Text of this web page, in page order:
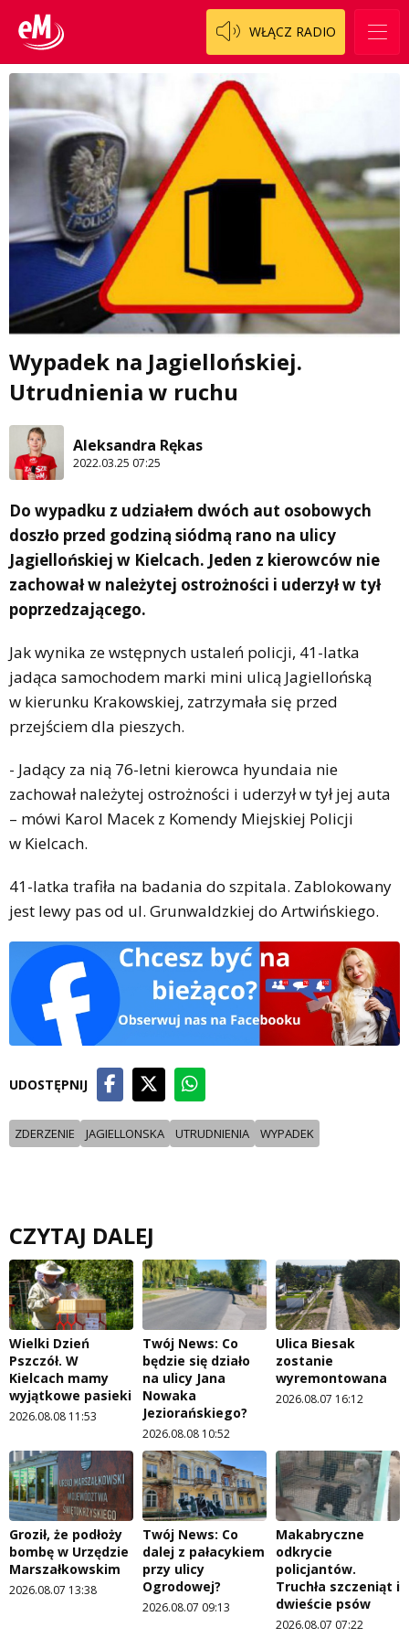
WŁĄCZ RADIO
Wypadek na Jagiellońskiej.
Utrudnienia w ruchu
Aleksandra Rękas
2022.03.25 07:25
Do wypadku z udziałem dwóch aut osobowych
doszło przed godziną siódmą rano na ulicy
Jagiellońskiej w Kielcach. Jeden z kierowców nie
zachował w należytej ostrożności i uderzył w tył
poprzedzającego.
Jak wynika ze wstępnych ustaleń policji, 41-latka
jadąca samochodem marki mini ulicą Jagiellońską
w kierunku Krakowskiej, zatrzymała się przed
przejściem dla pieszych.
- Jadący za nią 76-letni kierowca hyundaia nie
zachował należytej ostrożności i uderzył w tył jej auta
– mówi Karol Macek z Komendy Miejskiej Policji
w Kielcach.
41-latka trafiła na badania do szpitala. Zablokowany
jest lewy pas od ul. Grunwaldzkiej do Artwińskiego.
UDOSTĘPNIJ
ZDERZENIE JAGIELLONSKA UTRUDNIENIA WYPADEK
CZYTAJ DALEJ
Wielki Dzień
Pszczół. W
Kielcach mamy
wyjątkowe pasieki
2026.08.08 11:53
Twój News: Co
będzie się działo
na ulicy Jana
Nowaka
Jeziorańskiego?
2026.08.08 10:52
Ulica Biesak
zostanie
wyremontowana
2026.08.07 16:12
Groził, że podłoży
bombę w Urzędzie
Marszałkowskim
2026.08.07 13:38
Twój News: Co
dalej z pałacykiem
przy ulicy
Ogrodowej?
2026.08.07 09:13
Makabryczne
odkrycie
policjantów.
Truchła szczeniąt i
dwieście psów
2026.08.07 07:22